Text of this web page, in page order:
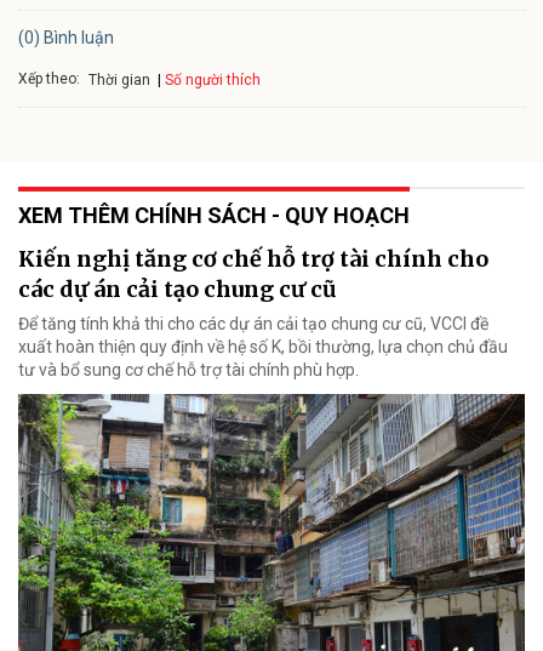
(0) Bình luận
Xếp theo: Thời gian Số người thích
XEM THÊM CHÍNH SÁCH - QUY HOẠCH
Kiến nghị tăng cơ chế hỗ trợ tài chính cho
các dự án cải tạo chung cư cũ
Để tăng tính khả thi cho các dự án cải tạo chung cư cũ, VCCI đề
xuất hoàn thiện quy định về hệ số K, bồi thường, lựa chọn chủ đầu
tư và bổ sung cơ chế hỗ trợ tài chính phù hợp.